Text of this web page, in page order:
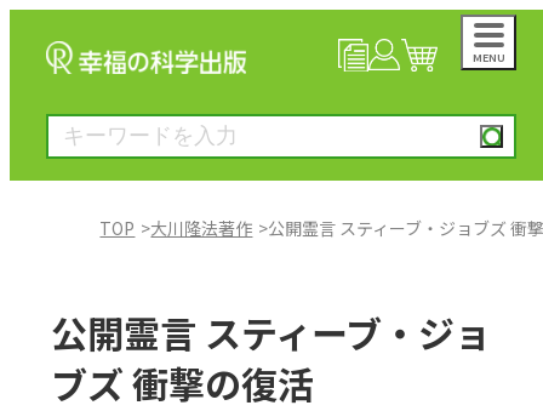
MENU
一般書
TOP 大川隆法著作 公開霊言 スティーブ・ジョブズ 衝
公開霊言 スティーブ・ジョ
ブズ 衝撃の復活